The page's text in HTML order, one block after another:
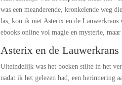
was een meanderende, kronkelende weg
las, kon ik niet Asterix en de Lauwerkrans
ebooks online vol magie en mysterie,
Asterix en de
Uiteindelijk was het boeken stilte in het
nadat ik het gelezen had, een herinnering